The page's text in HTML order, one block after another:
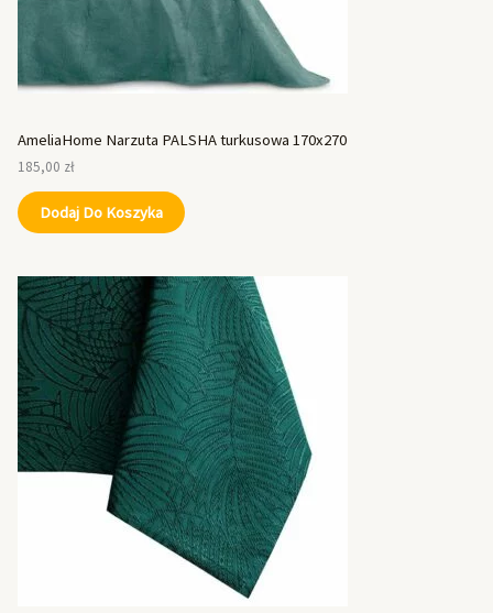
AmeliaHome Narzuta PALSHA turkusowa 170x270
185,00 zł
Dodaj Do Koszyka